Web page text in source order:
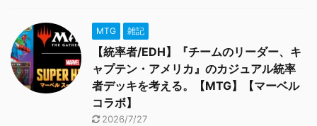
MTG 雑記
【統率者/EDH】『チームのリーダー、キ
ャプテン・アメリカ』のカジュアル統率
者デッキを考える。【MTG】【マーベル
コラボ】
2026/7/27